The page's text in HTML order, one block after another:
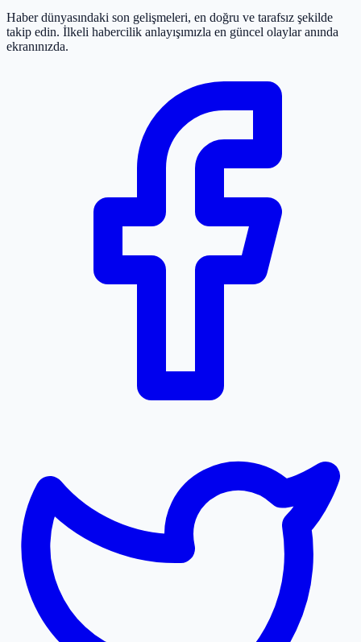
Haber dünyasındaki son gelişmeleri, en doğru ve tarafsız şekilde
takip edin. İlkeli habercilik anlayışımızla en güncel olaylar anında
ekranınızda.